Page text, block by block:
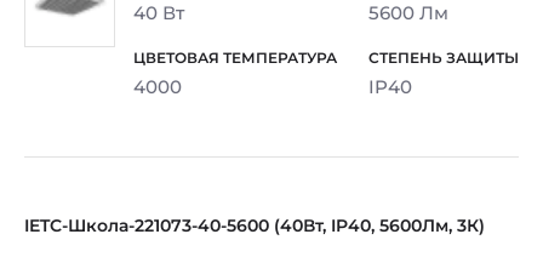
40 Вт 5600 Лм
4000 IP40
IETC-Школа-221073-40-5600 (40Вт, IP40, 5600Лм, 3К)